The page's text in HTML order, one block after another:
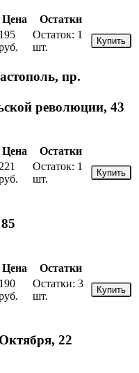
Цена
Остатки
195
Остаток: 1
шт.
Купить
пр.
революции, 43
Цена
Остатки
221
Остаток: 1
шт.
Купить
Цена
Остатки
190
Остатки: 3
шт.
Купить
22